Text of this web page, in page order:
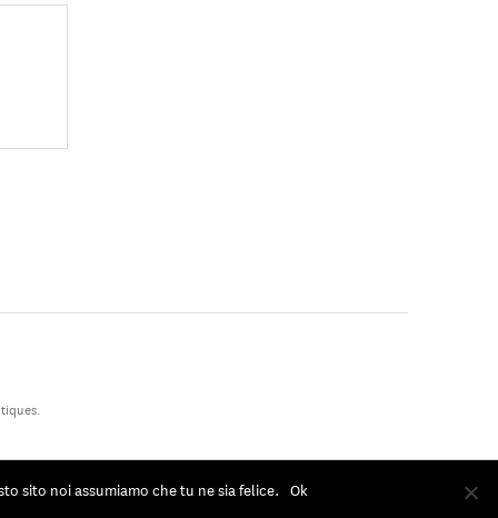
sito noi assumiamo che tu ne sia felice. Ok